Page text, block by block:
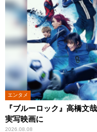
エンタメ
『ブルーロック』高橋文
実写映画に
2026.08.08